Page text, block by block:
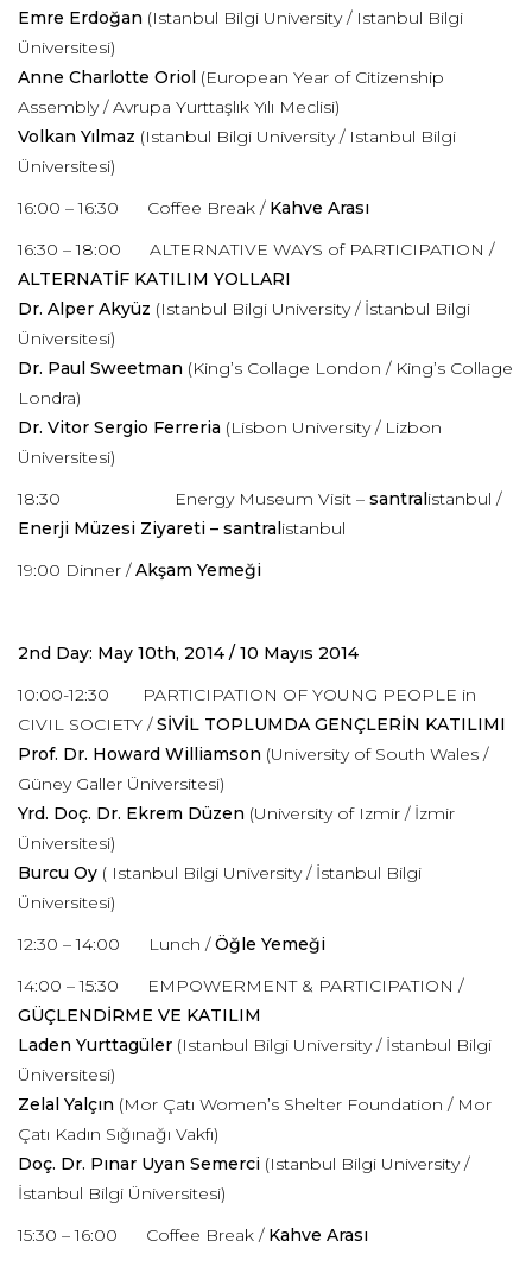
Emre Erdoğan (Istanbul Bilgi University / Istanbul Bilgi
Üniversitesi)
Anne Charlotte Oriol (European Year of Citizenship
Assembly / Avrupa Yurttaşlık Yılı Meclisi)
Volkan Yılmaz (Istanbul Bilgi University / Istanbul Bilgi
Üniversitesi)
16:00 – 16:30 Coffee Break / Kahve Arası
16:30 – 18:00 ALTERNATIVE WAYS of PARTICIPATION /
ALTERNATİF KATILIM YOLLARI
Dr. Alper Akyüz (Istanbul Bilgi University / İstanbul Bilgi
Üniversitesi)
Dr. Paul Sweetman (King’s Collage London / King’s Collage
Londra)
Dr. Vitor Sergio Ferreria (Lisbon University / Lizbon
Üniversitesi)
18:30 Energy Museum Visit – santralistanbul /
Enerji Müzesi Ziyareti – santralistanbul
19:00 Dinner /Akşam Yemeği
2nd Day: May 10th, 2014 / 10 Mayıs 2014
10:00-12:30 PARTICIPATION OF YOUNG PEOPLE in
CIVIL SOCIETY /SİVİL TOPLUMDA GENÇLERİN KATILIMI
Prof. Dr. Howard Williamson (University of South Wales /
Güney Galler Üniversitesi)
Yrd. Doç. Dr. Ekrem Düzen (University of Izmir / İzmir
Üniversitesi)
Burcu Oy ( Istanbul Bilgi University / İstanbul Bilgi
Üniversitesi)
12:30 – 14:00 Lunch /Öğle Yemeği
14:00 – 15:30 EMPOWERMENT & PARTICIPATION /
GÜÇLENDİRME VE KATILIM
Laden Yurttagüler (Istanbul Bilgi University / İstanbul Bilgi
Üniversitesi)
Zelal Yalçın (Mor Çatı Women’s Shelter Foundation / Mor
Çatı Kadın Sığınağı Vakfı)
Doç. Dr. Pınar Uyan Semerci (Istanbul Bilgi University /
İstanbul Bilgi Üniversitesi)
15:30 – 16:00 Coffee Break / Kahve Arası